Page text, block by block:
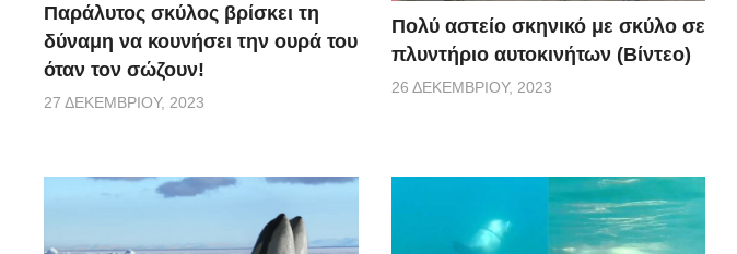
Παράλυτος σκύλος βρίσκει τη
δύναμη να κουνήσει την ουρά του
όταν τον σώζουν!
27 ΔΕΚΕΜΒΡΊΟΥ, 2023
Πολύ αστείο σκηνικό με σκύλο σε
πλυντήριο αυτοκινήτων (Βίντεο)
26 ΔΕΚΕΜΒΡΊΟΥ, 2023